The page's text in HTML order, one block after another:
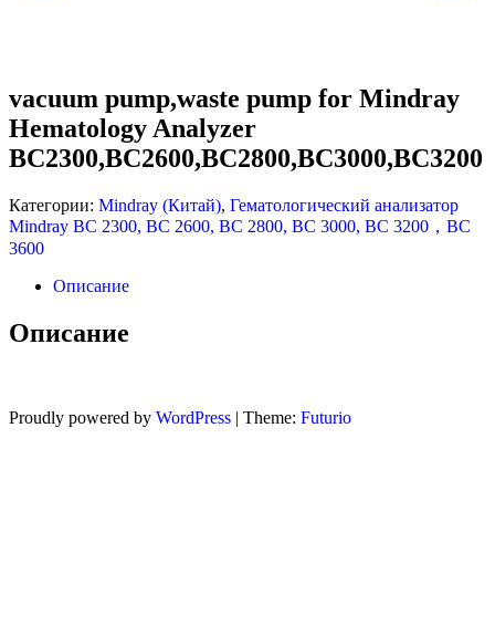
BC2300,BC2600,BC2800,BC3000,BC3200
ANALYZER
vacuum pump,waste pump for Mindray
Hematology Analyzer
BC2300,BC2600,BC2800,BC3000,BC3200
Категории: Mindray (Китай), Гематологический анализатор
Mindray BC 2300, BC 2600, BC 2800, BC 3000, BC 3200，BC
3600
Описание
Описание
Proudly powered by WordPress | Theme: Futurio